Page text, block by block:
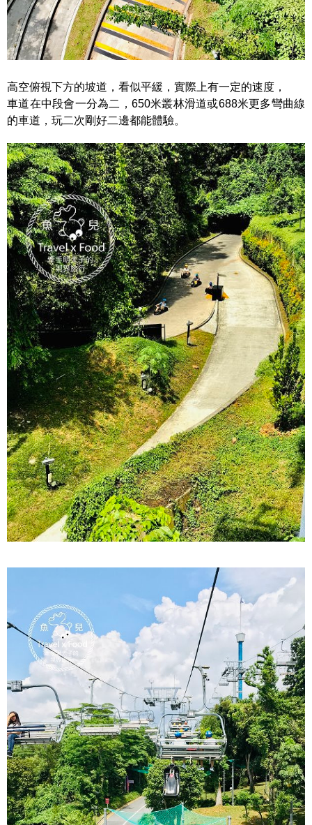
高空俯視下方的坡道，看似平緩，實際上有一定的速度，
車道在中段會一分為二，650米叢林滑道或688米更多彎曲線
的車道，玩二次剛好二邊都能體驗。